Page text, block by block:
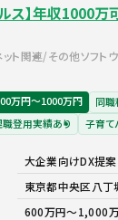
ルス】年収1000
ト関連 その他ソフト
万円〜1000万円 同
登用実績あり
子育て
大企業向けDX提
東京都中央区八丁
600万円〜1,000